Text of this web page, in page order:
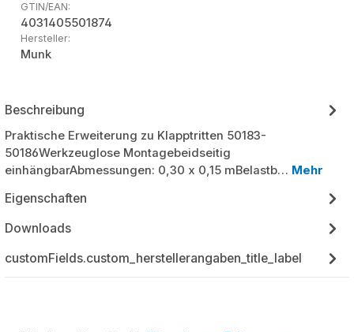
GTIN/EAN:
4031405501874
Hersteller:
Munk
Beschreibung
Praktische Erweiterung zu Klapptritten 50183-
50186Werkzeuglose Montagebeidseitig
einhängbarAbmessungen: 0,30 x 0,15 mBelastb… Mehr
Eigenschaften
Downloads
customFields.custom_herstellerangaben_title_label